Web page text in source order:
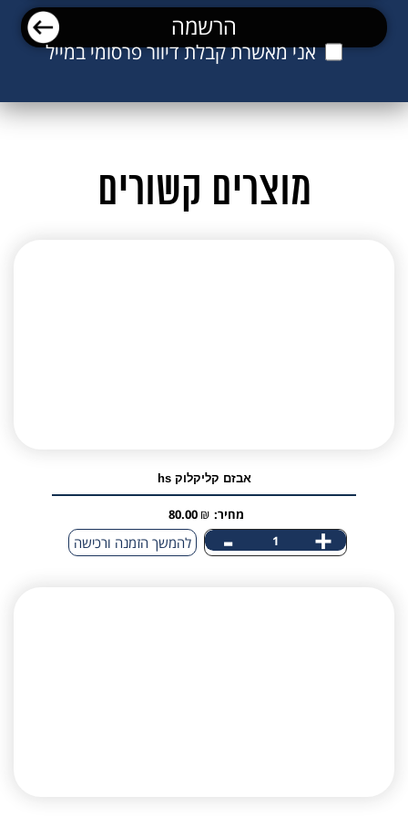
אני מאשרת קבלת דיוור פרסומי במייל
מוצרים קשורים
אבזם קליקלוק hs
מחיר: 80.00 ₪
+
כמות
של
- להמשך הזמנה ורכישה